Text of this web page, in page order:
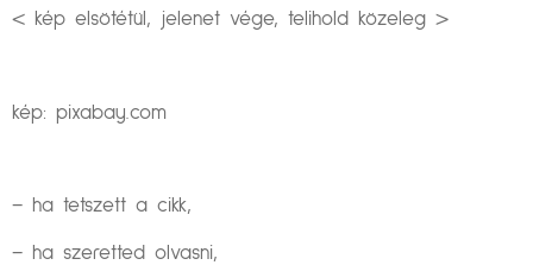
< kép elsötétül, jelenet vége, telihold közeleg >
kép: pixabay.com
– ha tetszett a cikk,
– ha szeretted olvasni,